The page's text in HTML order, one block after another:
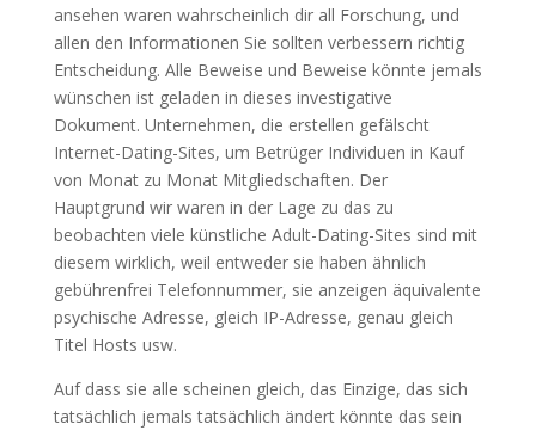
ansehen waren wahrscheinlich dir all Forschung, und
allen den Informationen Sie sollten verbessern richtig
Entscheidung. Alle Beweise und Beweise könnte jemals
wünschen ist geladen in dieses investigative
Dokument. Unternehmen, die erstellen gefälscht
Internet-Dating-Sites, um Betrüger Individuen in Kauf
von Monat zu Monat Mitgliedschaften. Der
Hauptgrund wir waren in der Lage zu das zu
beobachten viele künstliche Adult-Dating-Sites sind mit
diesem wirklich, weil entweder sie haben ähnlich
gebührenfrei Telefonnummer, sie anzeigen äquivalente
psychische Adresse, gleich IP-Adresse, genau gleich
Titel Hosts usw.
Auf dass sie alle scheinen gleich, das Einzige, das sich
tatsächlich jemals tatsächlich ändert könnte das sein